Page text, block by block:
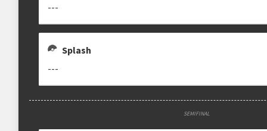
---
Splash
---
SEMIFINAL